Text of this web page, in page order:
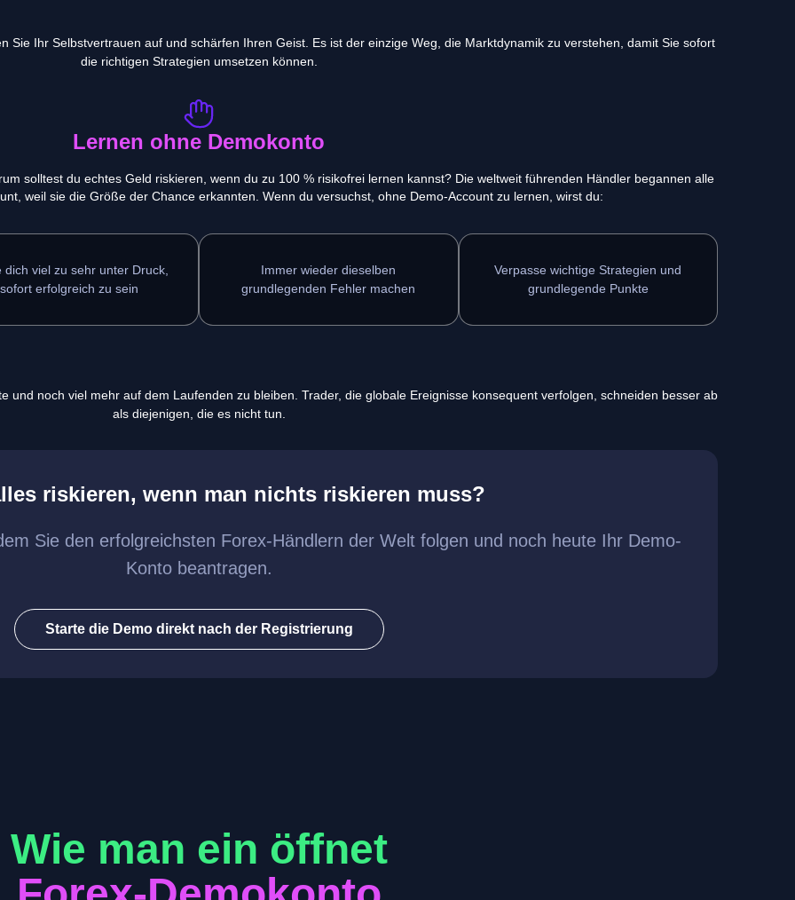
Sie Ihr Selbstvertrauen auf und schärfen Ihren Geist. Es ist der einzige Weg, die Marktdynamik zu verstehen, damit Sie sofort
die richtigen Strategien umsetzen können.
Lernen ohne Demokonto
solltest du echtes Geld riskieren, wenn du zu 100 % risikofrei lernen kannst? Die weltweit führenden Händler begannen alle
weil sie die Größe der Chance erkannten. Wenn du versuchst, ohne Demo-Account zu lernen, wirst du:
dich viel zu sehr unter Druck,
sofort erfolgreich zu sein
Immer wieder dieselben
grundlegenden Fehler machen
Verpasse wichtige Strategien und
grundlegende Punkte
und noch viel mehr auf dem Laufenden zu bleiben. Trader, die globale Ereignisse konsequent verfolgen, schneiden besser ab
als diejenigen, die es nicht tun.
riskieren, wenn man nichts riskieren muss?
Sie den erfolgreichsten Forex-Händlern der Welt folgen und noch heute Ihr Demo-
Konto beantragen.
Starte die Demo direkt nach der Registrierung
Wie man ein öffnet